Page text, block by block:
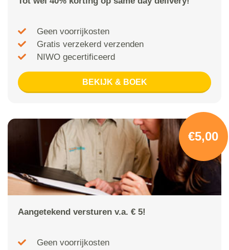
Geen voorrijkosten
Gratis verzekerd verzenden
NIWO gecertificeerd
BEKIJK & BOEK
€5,00
Aangetekend versturen v.a. € 5!
Geen voorrijkosten